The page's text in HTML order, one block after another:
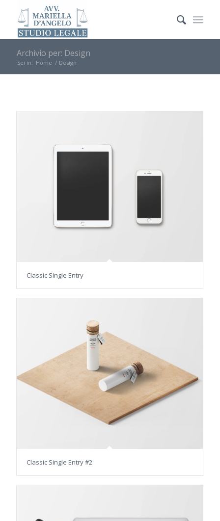
Archivio per: Design
Sei in: Home / Design
Classic Single Entry
Classic Single Entry #2